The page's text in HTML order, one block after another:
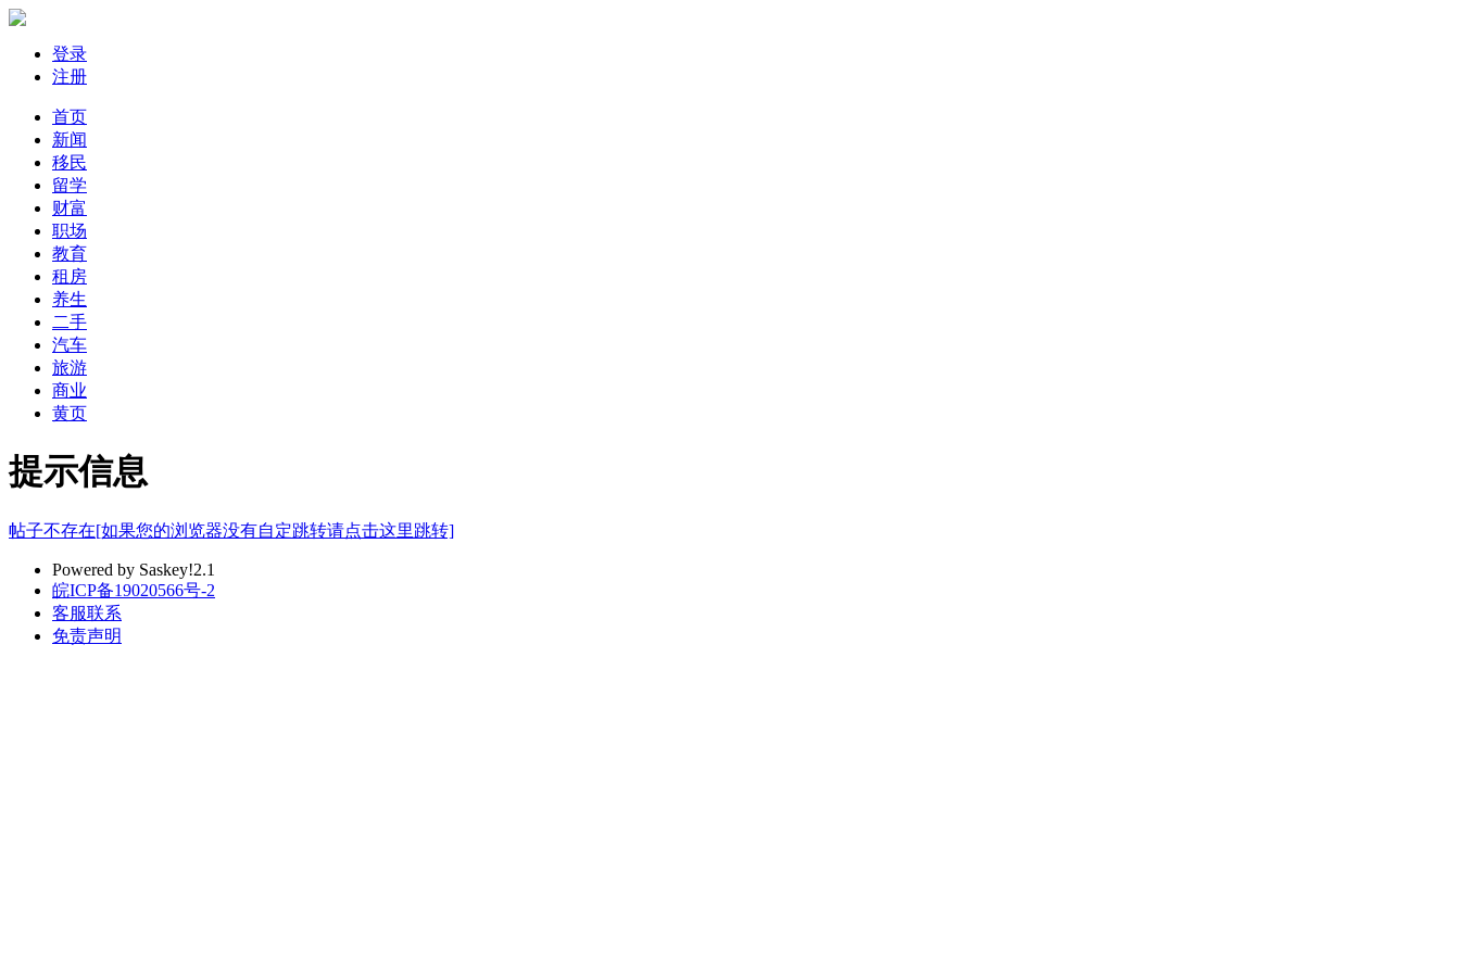
登录
注册
首页
新闻
移民
留学
财富
职场
教育
租房
养生
二手
汽车
旅游
商业
黄页
提示信息
帖子不存在[如果您的浏览器没有自定跳转请点击这里跳转]
Powered by Saskey!2.1
皖ICP备19020566号-2
客服联系
免责声明